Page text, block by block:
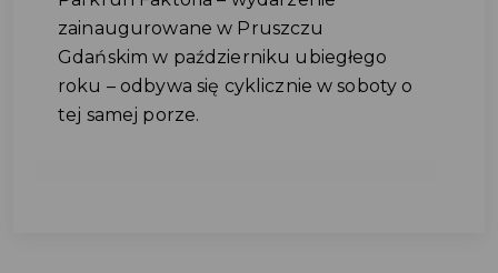
zainaugurowane w Pruszczu
Gdańskim w październiku ubiegłego
roku – odbywa się cyklicznie w soboty o
tej samej porze.